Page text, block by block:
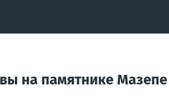
на памятнике Мазепе